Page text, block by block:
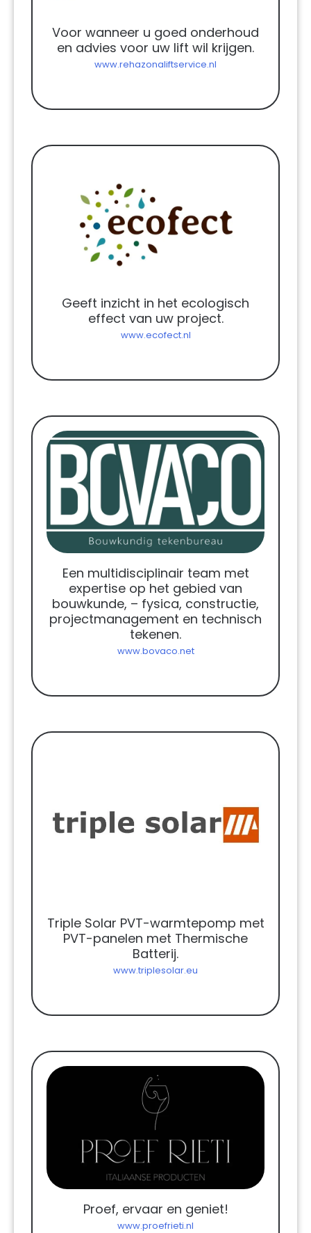
Voor wanneer u goed onderhoud
en advies voor uw lift wil krijgen.
www.rehazonaliftservice.nl
Geeft inzicht in het ecologisch
effect van uw project.
www.ecofect.nl
Een multidisciplinair team met
expertise op het gebied van
bouwkunde, – fysica, constructie,
projectmanagement en technisch
tekenen.
www.bovaco.net
Triple Solar PVT-warmtepomp met
PVT-panelen met Thermische
Batterij.
www.triplesolar.eu
Proef, ervaar en geniet!
www.proefrieti.nl